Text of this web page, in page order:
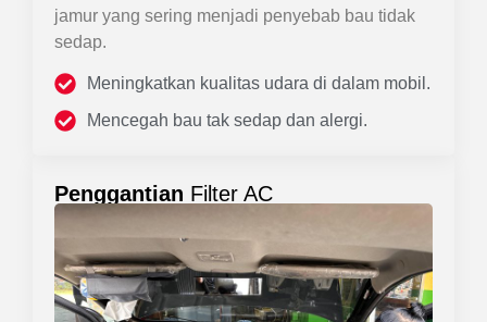
jamur yang sering menjadi penyebab bau tidak
sedap.
Meningkatkan kualitas udara di dalam mobil.
Mencegah bau tak sedap dan alergi.
Penggantian Filter AC